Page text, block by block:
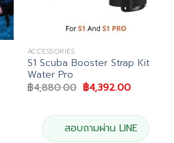
ACCESSORIES
S1 Scuba Booster Strap Kit
Water Pro
฿4,880.00 Original
price
฿4,880.00.
฿4,392.00Current
฿
สอบถามผ่าน LINE